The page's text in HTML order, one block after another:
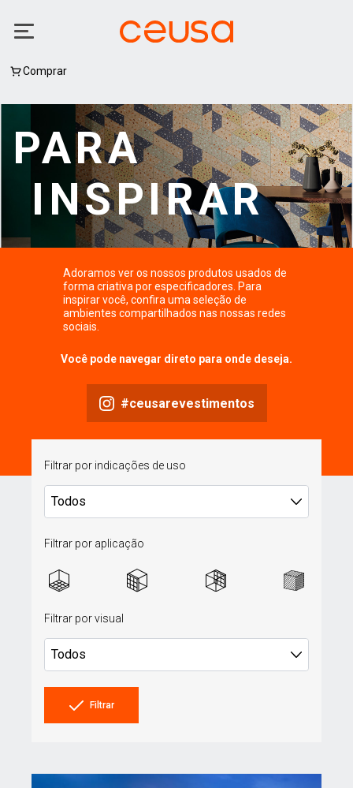
Comprar
PARA
INSPIRAR
Adoramos ver os nossos produtos usados de
forma criativa por especificadores. Para
inspirar você, confira uma seleção de
ambientes compartilhados nas nossas redes
sociais.
Você pode navegar direto para onde deseja.
#ceusarevestimentos
Filtrar por indicações de uso
Filtrar por aplicação
Filtrar por visual
Filtrar